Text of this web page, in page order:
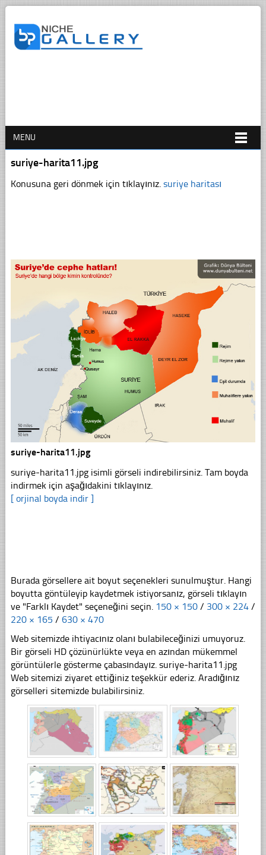
MENU
suriye-harita11.jpg
Konusuna geri dönmek için tıklayınız. suriye haritası
suriye-harita11.jpg
suriye-harita11.jpg isimli görseli indirebilirsiniz. Tam boyda
indirmek için aşağıdakini tıklayınız.
[ orjinal boyda indir ]
Burada görsellere ait boyut seçenekleri sunulmuştur. Hangi
boyutta göntüleyip kaydetmek istiyorsanız, görseli tıklayın
ve "Farklı Kaydet" seçeneğini seçin. 150 × 150 / 300 × 224 /
220 × 165 / 630 × 470
Web sitemizde ihtiyacınız olanı bulabileceğinizi umuyoruz.
Bir görseli HD çözünürlükte veya en azından mükemmel
görüntülerle gösterme çabasındayız. suriye-harita11.jpg
Web sitemizi ziyaret ettiğiniz teşekkür ederiz. Aradığınız
görselleri sitemizde bulabilirsiniz.